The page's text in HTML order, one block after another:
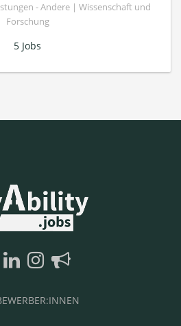
- Andere | Wissenschaft und
Forschung
5 Jobs